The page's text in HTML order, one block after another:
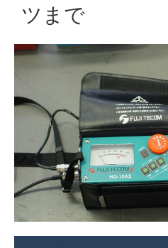
ツまで